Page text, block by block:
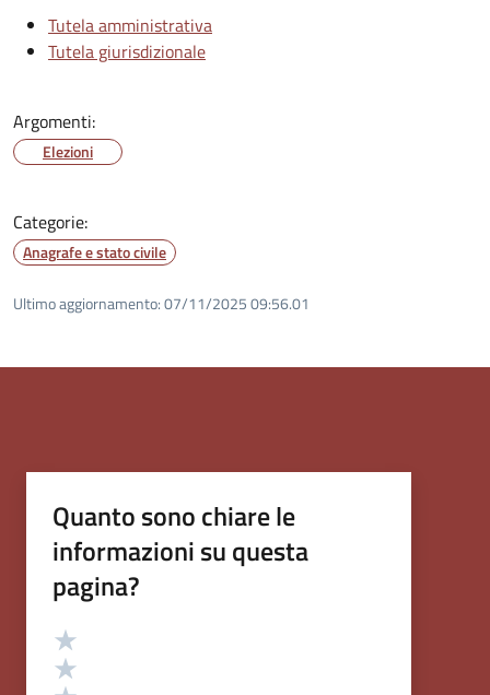
Tutela amministrativa
Tutela giurisdizionale
Argomenti:
Elezioni
Categorie:
Anagrafe e stato civile
Ultimo aggiornamento:07/11/2025 09:56.01
Quanto sono chiare le
informazioni su questa
pagina?
Valutazione